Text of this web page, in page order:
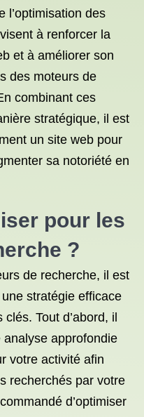
l’optimisation des
à renforcer la
et à améliorer son
des moteurs de
combinant ces
stratégique, il est
un site web pour
sa notoriété en
pour les
?
de recherche, il est
stratégie efficace
Tout d’abord, il
approfondie
votre activité afin
recherchés par votre
d’optimiser